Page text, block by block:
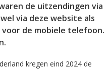
de uitzendingen via
via deze website als
de mobiele telefoon.
kregen eind 2024 de